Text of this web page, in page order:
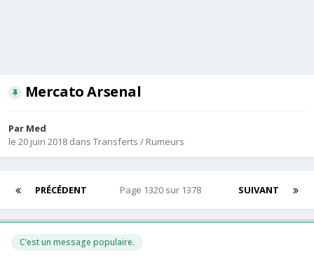
Mercato Arsenal
Par Med
le 20 juin 2018 dans Transferts / Rumeurs
PRÉCÉDENT SUIVANT
Page 1320 sur 1378
C’est un message populaire.